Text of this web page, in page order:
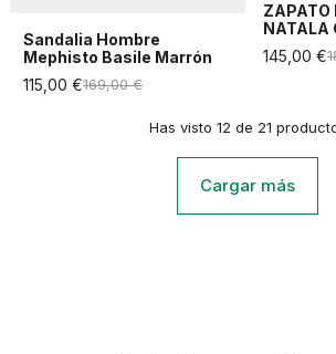
Sandalia Hombre
Mephisto Basile Marrón
115,00 €169,00 €
ZAPATO
NATALA
145,00 €
Has visto 12 de 21
Cargar más